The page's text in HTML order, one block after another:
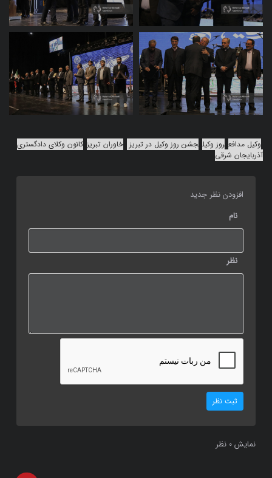
وکیل مدافع روز وکیل جشن روز وکیل در تبریز خاوران تبریز کانون وکلای دادگستری
آذربایجان شرقی
افزودن نظر جدید
نام
نظر
ثبت نظر
نمایش 0 نظر